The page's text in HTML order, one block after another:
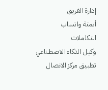
إدارة الفريق
أتمتة واتساب
التكاملات
وكيل الذكاء الاصطناعي
تطبيق مركز الاتصال